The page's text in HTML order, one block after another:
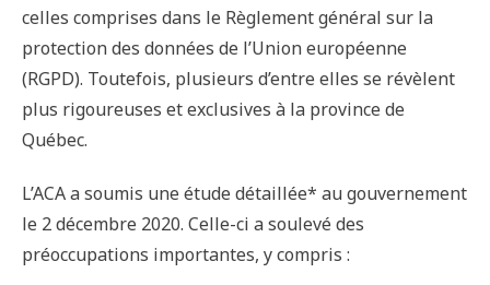
celles comprises dans le Règlement général sur la
protection des données de l’Union européenne
(RGPD). Toutefois, plusieurs d’entre elles se révèlent
plus rigoureuses et exclusives à la province de
Québec.
L’ACA a soumis une étude détaillée* au gouvernement
le 2 décembre 2020. Celle-ci a soulevé des
préoccupations importantes, y compris :